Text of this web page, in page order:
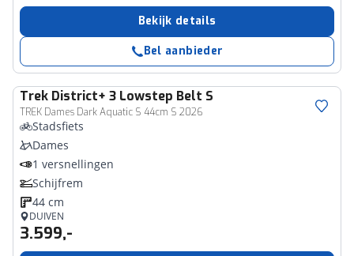
Bekijk details
Bel aanbieder
Trek District+ 3 Lowstep Belt S
TREK Dames Dark Aquatic S 44cm S 2026
Stadsfiets
Dames
1 versnellingen
Schijfrem
44 cm
DUIVEN
3.599,-